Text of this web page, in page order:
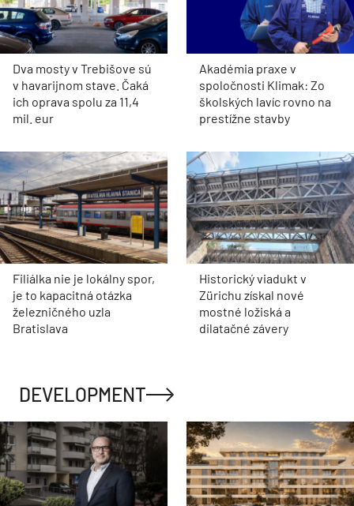
Dva mosty v Trebišove sú
v havarijnom stave. Čaká
ich oprava spolu za 11,4
mil. eur
Akadémia praxe v
spoločnosti Klimak: Zo
školských lavíc rovno na
prestížne stavby
Filiálka nie je lokálny spor,
je to kapacitná otázka
železničného uzla
Bratislava
Historický viadukt v
Zürichu získal nové
mostné ložiská a
dilatačné závery
DEVELOPMENT